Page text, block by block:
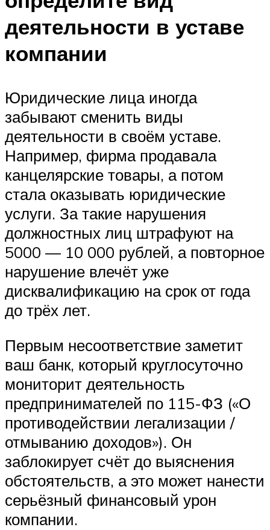
деятельности в уставе
компании
Юридические лица иногда
забывают сменить виды
деятельности в своём уставе.
Например, фирма продавала
канцелярские товары, а потом
стала оказывать юридические
услуги. За такие нарушения
должностных лиц штрафуют на
5000 — 10 000 рублей, а повторное
нарушение влечёт уже
дисквалификацию на срок от года
до трёх лет.
Первым несоответствие заметит
ваш банк, который круглосуточно
мониторит деятельность
предпринимателей по 115-ФЗ («О
противодействии легализации /
отмыванию доходов»). Он
заблокирует счёт до выяснения
обстоятельств, а это может нанести
серьёзный финансовый урон
компании.